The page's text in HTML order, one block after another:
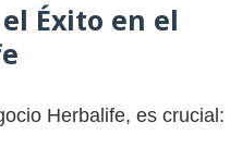
Éxito en el
Herbalife, es crucial: